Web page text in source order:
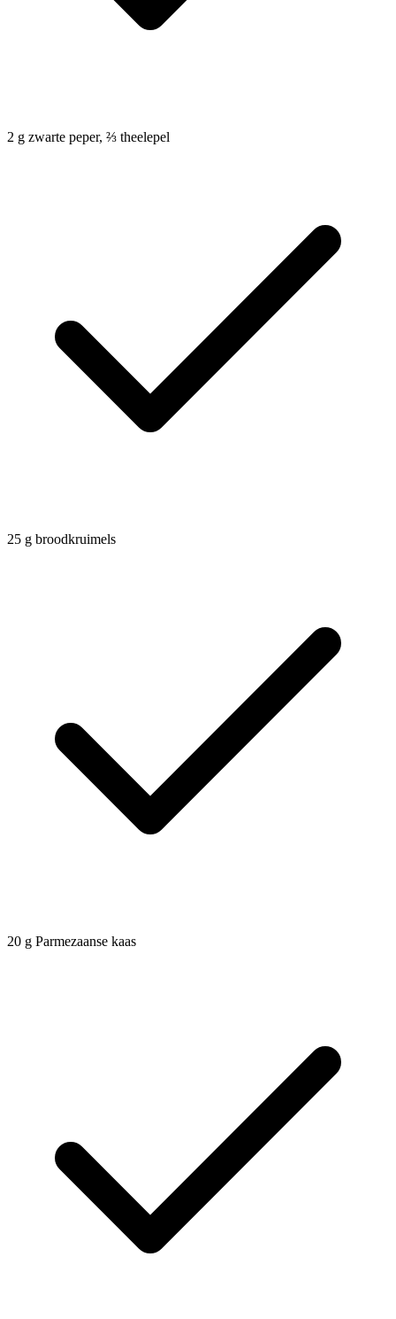
2 g zwarte peper, ⅔ theelepel
25 g broodkruimels
20 g Parmezaanse kaas